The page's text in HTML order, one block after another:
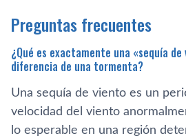
Preguntas frecuentes
¿Qué es exactamente una «sequía
diferencia de una tormenta?
Una sequía de viento es un
velocidad del viento
lo esperable en una región